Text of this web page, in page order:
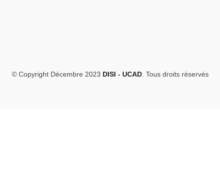
© Copyright Décembre 2023 DISI - UCAD. Tous droits réservés